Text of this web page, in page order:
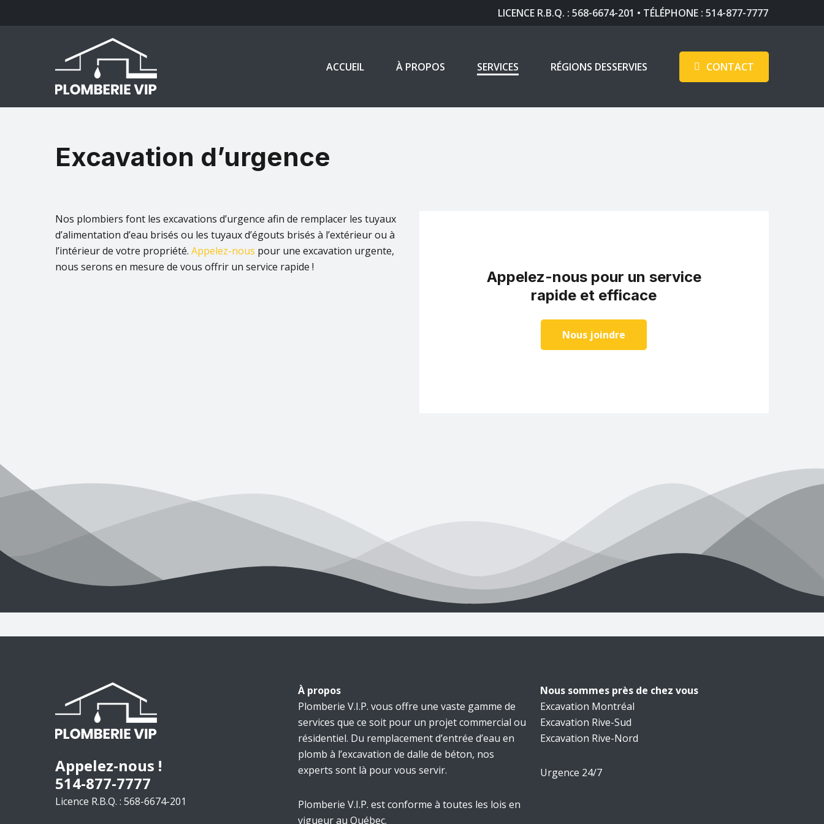
LICENCE R.B.Q. : 568-6674-201 • TÉLÉPHONE : 514-877-7777
ACCUEIL À PROPOS SERVICES RÉGIONS DESSERVIES CONTACT
Excavation d’urgence
Nos plombiers font les excavations d’urgence afin de remplacer les tuyaux
d’alimentation d’eau brisés ou les tuyaux d’égouts brisés à l’extérieur ou à
l’intérieur de votre propriété.Appelez-nous pour une excavation urgente,
nous serons en mesure de vous offrir un service rapide !
Appelez-nous pour un service
rapide et efficace
Nous joindre
Appelez-nous !
514-877-7777
Licence R.B.Q. : 568-6674-201
À propos
Plomberie V.I.P. vous offre une vaste gamme de
services que ce soit pour un projet commercial ou
résidentiel. Du remplacement d’entrée d’eau en
plomb à l’excavation de dalle de béton, nos
experts sont là pour vous servir.
Plomberie V.I.P. est conforme à toutes les lois en
vigueur au Québec.
Nous sommes près de chez vous
Excavation Montréal
Excavation Rive-Sud
Excavation Rive-Nord
Urgence 24/7